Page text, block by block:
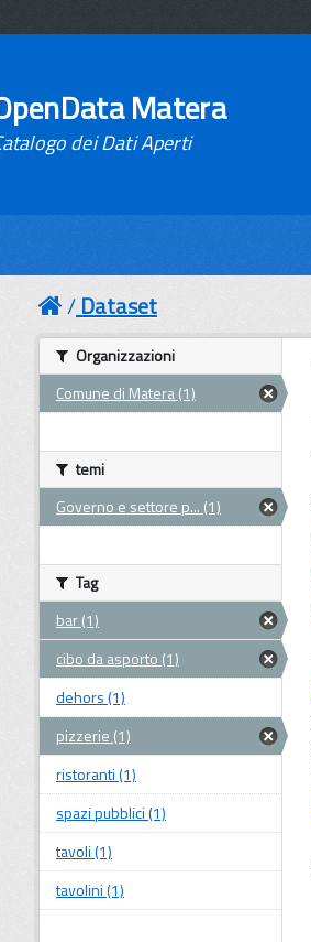
Matera
dei Dati Aperti
Dataset
Organizzazioni
Comune di Matera (1)
temi
Governo e settore p... (1)
Tag
bar (1)
cibo da asporto (1)
dehors (1)
pizzerie (1)
ristoranti (1)
spazi pubblici (1)
tavoli (1)
tavolini (1)